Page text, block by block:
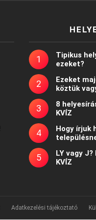
Tipikus
ezeket?
Ezeket
köztük
8
KVÍZ
Hogy írjuk
LY vagy
KVÍZ
Adatkezelési tájékoztató